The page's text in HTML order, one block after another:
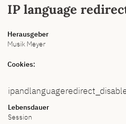
IP language
Herausgeber
Musik Meyer
Cookies:
Lebensdauer
Session